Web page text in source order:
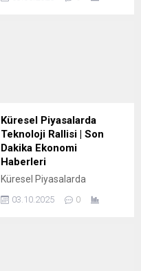
sıfır faizli kredi ve avantajlı
Harcamalarına Faizsiz
Destek Yağmuru Bankaların
bu özel bayram paketleri,
özellikle 3 ve 6 ay gibi kısa
Küresel Piyasalarda
Teknoloji Rallisi | Son
Dakika Ekonomi
Haberleri
Küresel Piyasalarda
Ekonomi Haberleri ABD
03.10.2025 0